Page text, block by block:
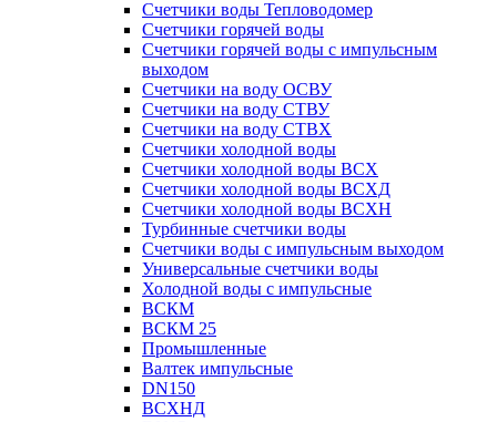
Счетчики воды Тепловодомер
Счетчики горячей воды
Счетчики горячей воды с импульсным
выходом
Счетчики на воду ОСВУ
Счетчики на воду СТВУ
Счетчики на воду СТВХ
Счетчики холодной воды
Счетчики холодной воды ВСХ
Счетчики холодной воды ВСХД
Счетчики холодной воды ВСХН
Турбинные счетчики воды
Счетчики воды с импульсным выходом
Универсальные счетчики воды
Холодной воды с импульсные
ВСКМ
ВСКМ 25
Промышленные
Валтек импульсные
DN150
ВСХНД